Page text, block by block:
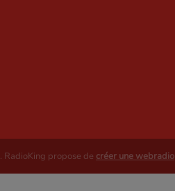
. RadioKing propose de créer une webradio